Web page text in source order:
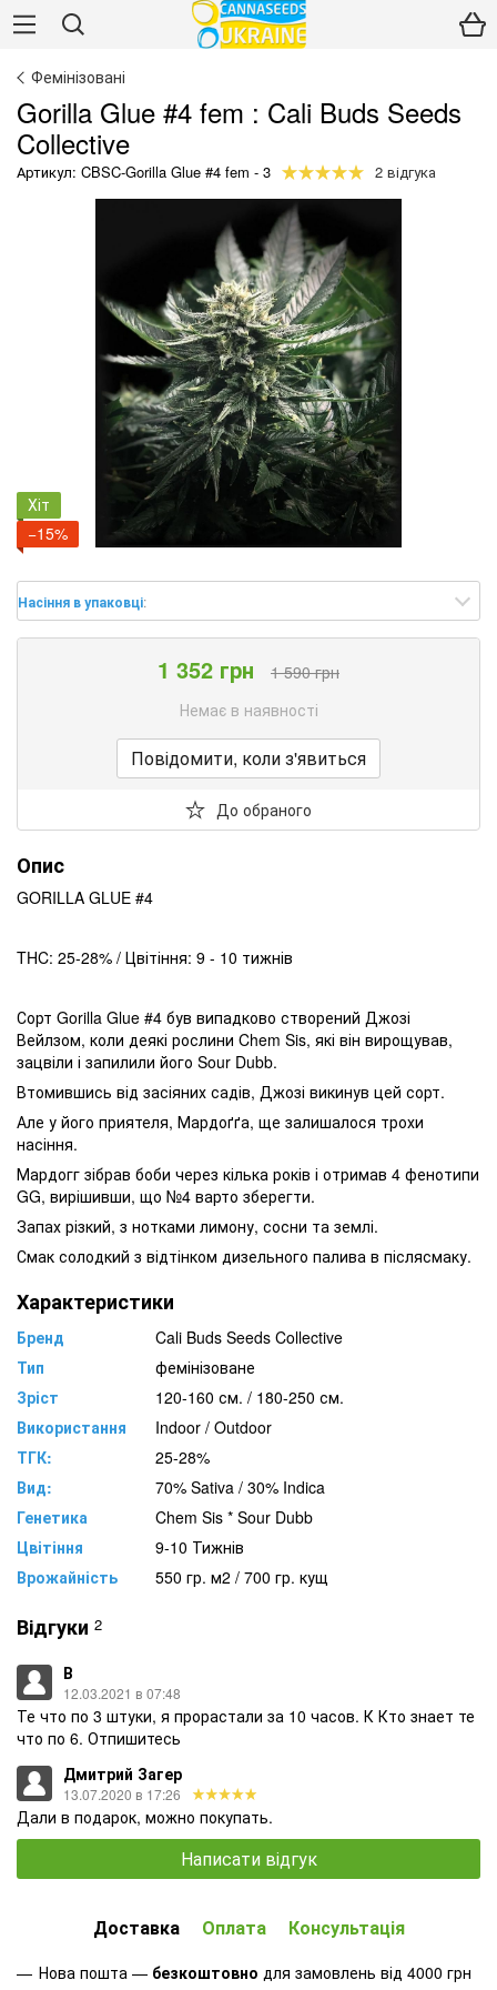
Фемінізовані
Gorilla Glue #4 fem : Cali Buds Seeds
Collective
Артикул: CBSC-Gorilla Glue #4 fem - 3 2 відгука
Хіт
−15%
Насіння в упаковці:
1 352 грн
1 590 грн
Немає в наявності
Повідомити, коли з'явиться
До обраного
Опис
GORILLA GLUE #4
THC: 25-28% / Цвітіння: 9 - 10 тижнів
Сорт Gorilla Glue #4 був випадково створений Джозі
Вейлзом, коли деякі рослини Chem Sis, які він вирощував,
зацвіли і запилили його Sour Dubb.
Втомившись від засіяних садів, Джозі викинув цей сорт.
Але у його приятеля, Мардоґґа, ще залишалося трохи
насіння.
Мардогг зібрав боби через кілька років і отримав 4 фенотипи
GG, вирішивши, що №4 варто зберегти.
Запах різкий, з нотками лимону, сосни та землі.
Смак солодкий з відтінком дизельного палива в післясмаку.
Характеристики
Бренд
Cali Buds Seeds Collective
Тип
фемінізоване
Зріст
120-160 см. / 180-250 см.
Використання
Indoor / Outdoor
ТГК:
25-28%
Вид:
70% Sativa / 30% Indica
Генетика
Chem Sis * Sour Dubb
Цвітіння
9-10 Тижнів
Врожайність
550 гр. м2 / 700 гр. кущ
Відгуки 2
В
12.03.2021 в 07:48
Те что по 3 штуки, я прорастали за 10 часов. К Кто знает те
что по 6. Отпишитесь
Дмитрий Загер
13.07.2020 в 17:26
Дали в подарок, можно покупать.
Написати відгук
Доставка Оплата Консультація
Нова пошта — безкоштовно для замовлень від 4000 грн